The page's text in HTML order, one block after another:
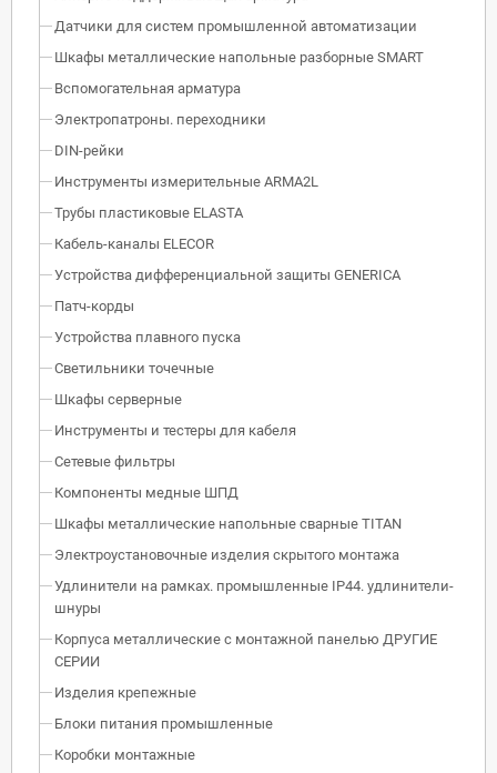
Датчики для систем промышленной автоматизации
Шкафы металлические напольные разборные SMART
Вспомогательная арматура
Электропатроны. переходники
DIN-рейки
Инструменты измерительные ARMA2L
Трубы пластиковые ELASTA
Кабель-каналы ELECOR
Устройства дифференциальной защиты GENERICA
Патч-корды
Устройства плавного пуска
Светильники точечные
Шкафы серверные
Инструменты и тестеры для кабеля
Сетевые фильтры
Компоненты медные ШПД
Шкафы металлические напольные сварные TITAN
Электроустановочные изделия скрытого монтажа
Удлинители на рамках. промышленные IP44. удлинители-
шнуры
Корпуса металлические с монтажной панелью ДРУГИЕ
СЕРИИ
Изделия крепежные
Блоки питания промышленные
Коробки монтажные